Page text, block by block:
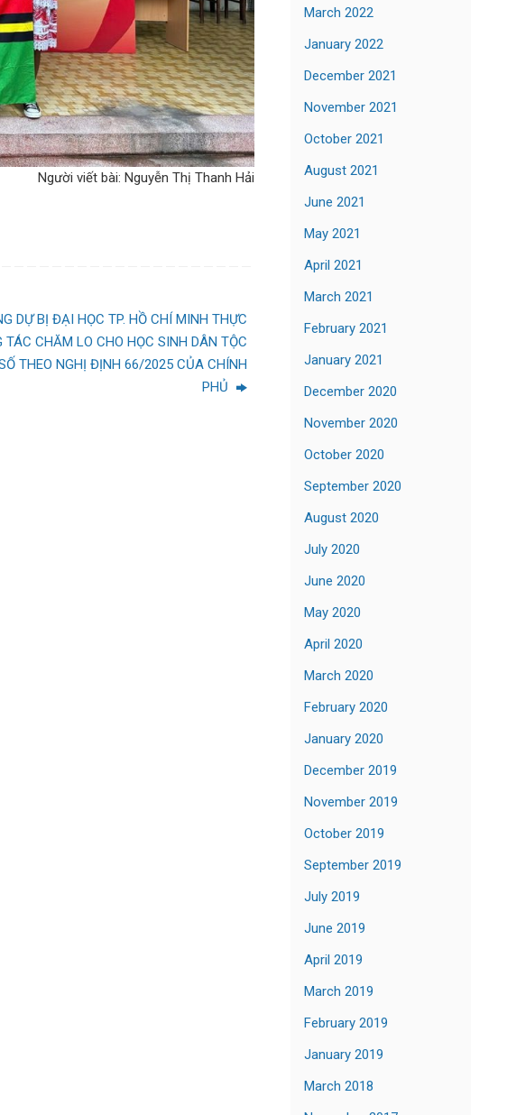
Người viết bài: Nguyễn Thị Thanh Hải
DỰ BỊ ĐẠI HỌC TP. HỒ CHÍ MINH THỰC
TÁC CHĂM LO CHO HỌC SINH DÂN TỘC
THEO NGHỊ ĐỊNH 66/2025 CỦA CHÍNH
PHỦ
March 2022
January 2022
December 2021
November 2021
October 2021
August 2021
June 2021
May 2021
April 2021
March 2021
February 2021
January 2021
December 2020
November 2020
October 2020
September 2020
August 2020
July 2020
June 2020
May 2020
April 2020
March 2020
February 2020
January 2020
December 2019
November 2019
October 2019
September 2019
July 2019
June 2019
April 2019
March 2019
February 2019
January 2019
March 2018